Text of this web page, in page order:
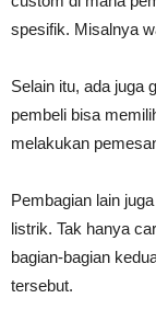
spesifik. Misalnya
Selain itu, ada juga
pembeli bisa
melakukan
Pembagian lain
listrik. Tak hanya
bagian-bagian
tersebut.